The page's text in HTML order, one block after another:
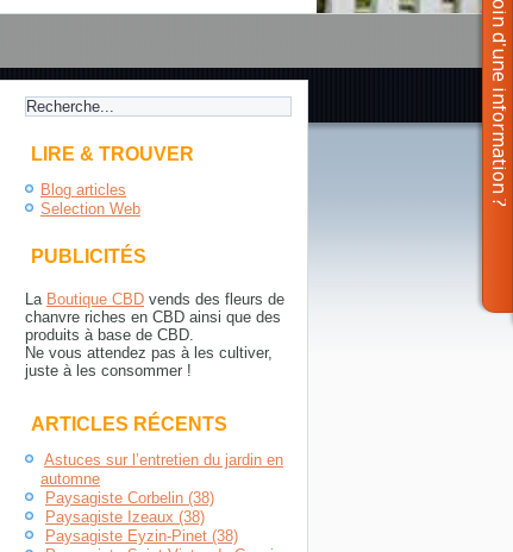
LIRE & TROUVER
Blog articles
Selection Web
PUBLICITÉS
La Boutique CBD vends des fleurs de
chanvre riches en CBD ainsi que des
produits à base de CBD.
Ne vous attendez pas à les cultiver,
juste à les consommer !
ARTICLES RÉCENTS
Astuces sur l’entretien du jardin en
automne
Paysagiste Corbelin (38)
Paysagiste Izeaux (38)
Paysagiste Eyzin-Pinet (38)